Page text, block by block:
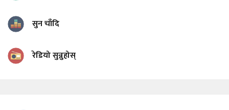
सुन चाँदि
रेडियो सुन्नुहोस्